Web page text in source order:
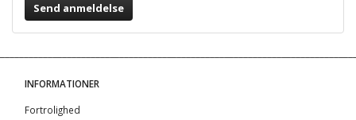
Send anmeldelse
INFORMATIONER
Fortrolighed